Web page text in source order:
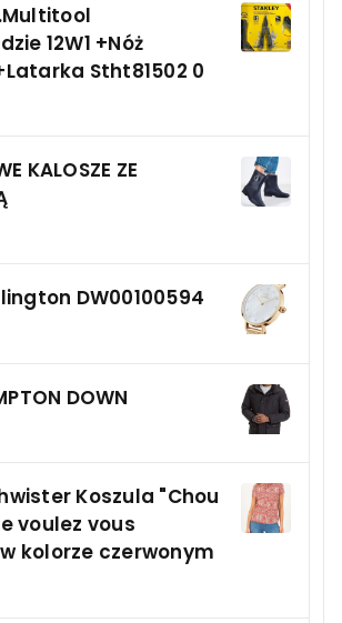
12W1 +Nóż
Stht81502 0
KALOSZE ZE
DW00100594
DOWN
Koszula "Chou
voulez vous
kolorze czerwonym